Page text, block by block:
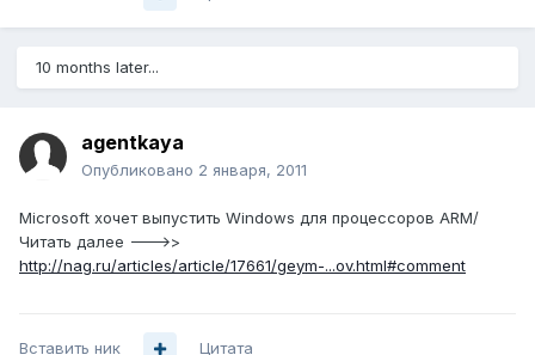
10 months later...
agentkaya
Опубликовано 2 января, 2011
Microsoft хочет выпустить Windows для процессоров ARM/
Читать далее --->>
http://nag.ru/articles/article/17661/geym-...ov.html#comment
Вставить ник Цитата